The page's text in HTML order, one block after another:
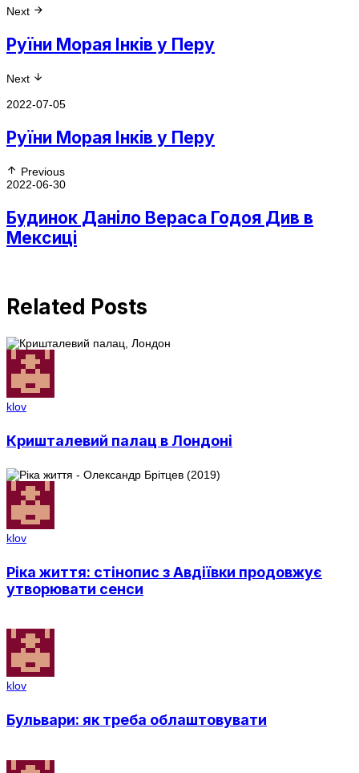
Next
Руїни Морая Інків у Перу
Next
2022-07-05
Руїни Морая Інків у Перу
Previous
2022-06-30
Будинок Даніло Вераса Годоя Див в
Мексиці
Related Posts
klov
Кришталевий палац в Лондоні
klov
Ріка життя: стінопис з Авдіївки продовжує
утворювати сенси
klov
Бульвари: як треба облаштовувати